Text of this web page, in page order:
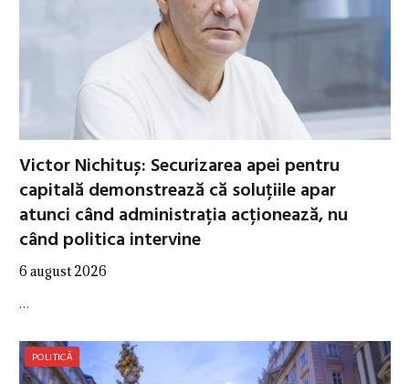
Victor Nichituș: Securizarea apei pentru
capitală demonstrează că soluțiile apar
atunci când administrația acționează, nu
când politica intervine
6 august 2026
…
POLITICĂ